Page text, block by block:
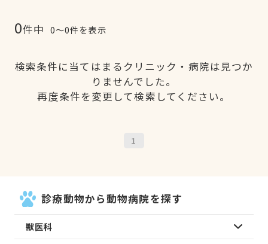
0件中 0〜0件を表示
検索条件に当てはまるクリニック・病院は見つか
りませんでした。
再度条件を変更して検索してください。
1
診療動物から動物病院を探す
獣医科